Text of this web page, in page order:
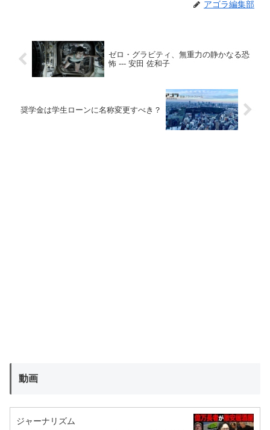
アゴラ編集部
ゼロ・グラビティ、無重力の静かなる恐
怖 --- 安田 佐和子
奨学金は学生ローンに名称変更すべき？
動画
ジャーナリズム